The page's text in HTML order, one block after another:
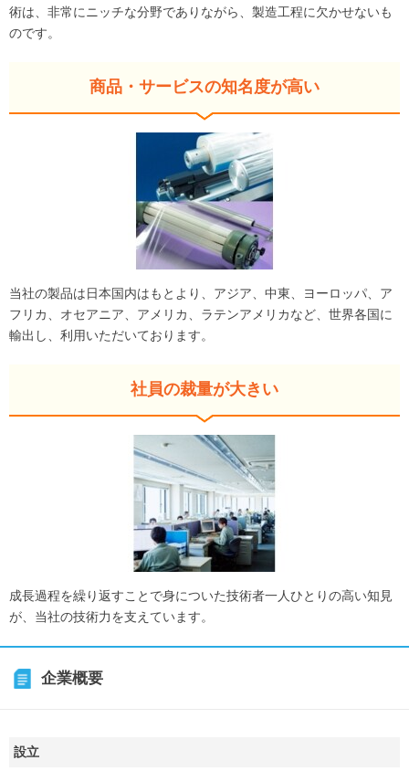
術は、非常にニッチな分野でありながら、製造工程に欠かせないも
のです。
商品・サービスの知名度が高い
当社の製品は日本国内はもとより、アジア、中東、ヨーロッパ、ア
フリカ、オセアニア、アメリカ、ラテンアメリカなど、世界各国に
輸出し、利用いただいております。
社員の裁量が大きい
成長過程を繰り返すことで身についた技術者一人ひとりの高い知見
が、当社の技術力を支えています。
企業概要
設立